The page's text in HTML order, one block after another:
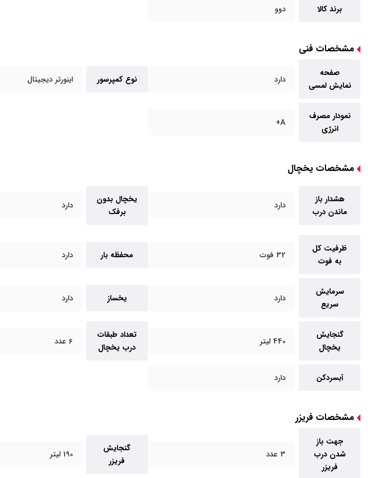
برند کالا دوو
مشخصات فنی
صفحه
نمایش لمسی
دارد نوع کمپرسور اینورتر دیجیتال
نمودار مصرف
انرژی
A+
مشخصات یخچال
هشدار باز
ماندن درب
دارد
یخچال بدون
برفک
دارد
ظرفیت کل
به فوت
32 فوت محفظه بار دارد
سرمایش
سریع
دارد یخساز دارد
گنجایش
یخچال
440 لیتر
تعداد طبقات
درب یخچال
6 عدد
آبسردکن دارد
مشخصات فریزر
جهت باز
شدن درب
فریزر
3 عدد
گنجایش
فریزر
190 لیتر